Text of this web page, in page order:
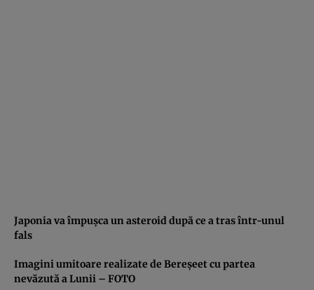
Japonia va împuşca un asteroid după ce a tras într-unul
fals
Imagini umitoare realizate de Bereşeet cu partea
nevăzută a Lunii – FOTO